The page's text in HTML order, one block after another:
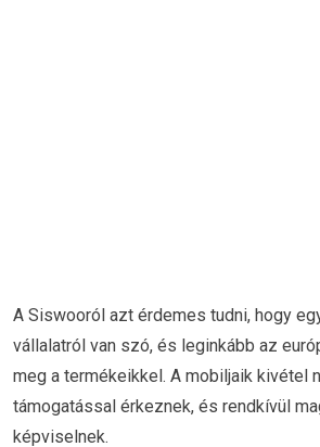
A Siswooról azt érdemes tudni, hogy
vállalatról van szó, és leginkább az
meg a termékeikkel. A mobiljaik kivétel
támogatással érkeznek, és rendkívül
képviselnek.